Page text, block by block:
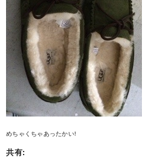
めちゃくちゃあったかい!
共有: